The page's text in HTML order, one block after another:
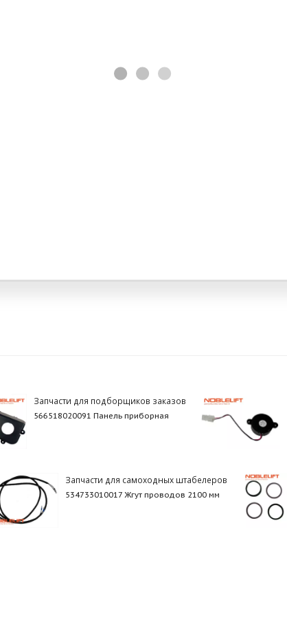
Запчасти для подборщиков заказов
566518020091 Панель приборная
Запчасти для самоходных штабелеров
534733010017 Жгут проводов 2100 мм